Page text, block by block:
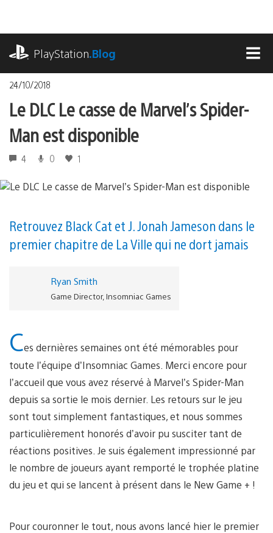
contenu
PlayStation.Blog
24/10/2018
Le DLC Le casse de Marvel’s Spider-
Man est disponible
4 0 1
Retrouvez Black Cat et J. Jonah Jameson dans le
premier chapitre de La Ville qui ne dort jamais
Ryan Smith
Game Director, Insomniac Games
Ces dernières semaines ont été mémorables pour
toute l’équipe d’Insomniac Games. Merci encore pour
l’accueil que vous avez réservé à Marvel’s Spider-Man
depuis sa sortie le mois dernier. Les retours sur le jeu
sont tout simplement fantastiques, et nous sommes
particulièrement honorés d’avoir pu susciter tant de
réactions positives. Je suis également impressionné par
le nombre de joueurs ayant remporté le trophée platine
du jeu et qui se lancent à présent dans le New Game + !
Pour couronner le tout, nous avons lancé hier le premier